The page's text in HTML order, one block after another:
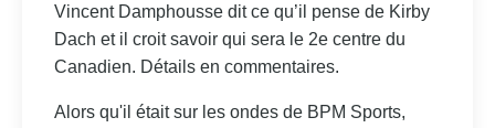
Vincent Damphousse dit ce qu’il pense de Kirby
Dach et il croit savoir qui sera le 2e centre du
Canadien. Détails en commentaires.
Alors qu'il était sur les ondes de BPM Sports,